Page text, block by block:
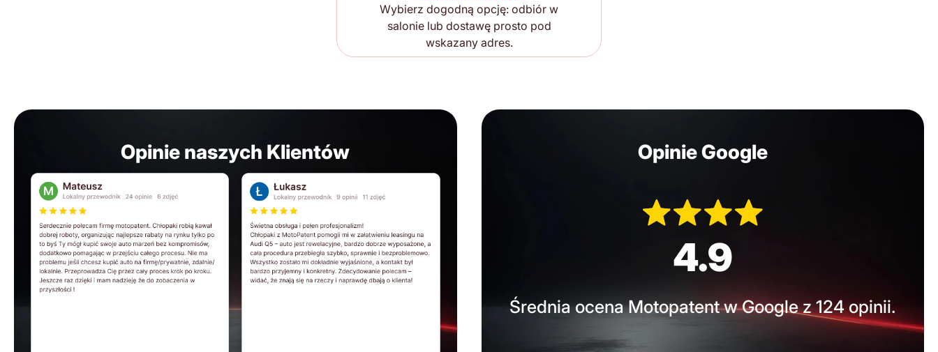
Wybierz dogodną opcję: odbiór w
salonie lub dostawę prosto pod
wskazany adres.
Opinie naszych Klientów Opinie Google
4.9
Średnia ocena Motopatent w Google z 124 opinii.